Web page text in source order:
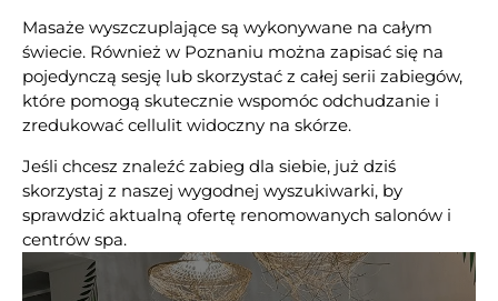
Masaże wyszczuplające są wykonywane na całym
świecie. Również w Poznaniu można zapisać się na
pojedynczą sesję lub skorzystać z całej serii zabiegów,
które pomogą skutecznie wspomóc odchudzanie i
zredukować cellulit widoczny na skórze.
Jeśli chcesz znaleźć zabieg dla siebie, już dziś
skorzystaj z naszej wygodnej wyszukiwarki, by
sprawdzić aktualną ofertę renomowanych salonów i
centrów spa.
Thai Organic
ul. Królowej Jadwigi 58, Poznań